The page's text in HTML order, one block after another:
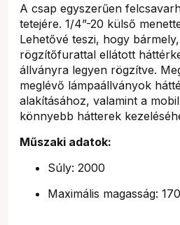
A csap egyszerűen
tetejére. 1/4”-20 külső
Lehetővé teszi, hogy
rögzítőfurattal ellátott
állványra legyen rögzítve.
meglévő lámpaállványok
alakításához, valamint a
könnyebb hátterek
Műszaki adatok:
Súly: 2000
Maximális magasság: